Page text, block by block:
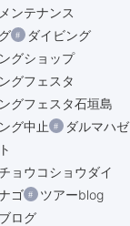
ンテナンス
ダイビング
グショップ
グフェスタ
グフェスタ石垣島
グ中止
ダルマハゼ
ョウコショウダイ
ゴ
ツアーblog
ログ